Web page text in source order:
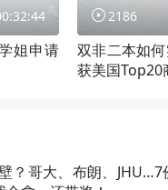
Master of
姐申请
2186
双非二本如
获美国Top20
？哥大、布朗、JHU…7